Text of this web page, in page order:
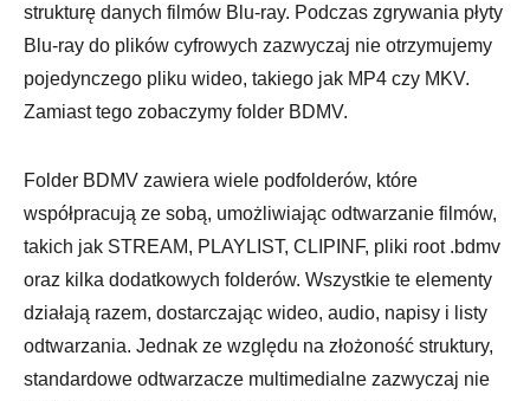
strukturę danych filmów Blu-ray. Podczas zgrywania płyty
Blu-ray do plików cyfrowych zazwyczaj nie otrzymujemy
pojedynczego pliku wideo, takiego jak MP4 czy MKV.
Zamiast tego zobaczymy folder BDMV.
Folder BDMV zawiera wiele podfolderów, które
współpracują ze sobą, umożliwiając odtwarzanie filmów,
takich jak STREAM, PLAYLIST, CLIPINF, pliki root .bdmv
oraz kilka dodatkowych folderów. Wszystkie te elementy
działają razem, dostarczając wideo, audio, napisy i listy
odtwarzania. Jednak ze względu na złożoność struktury,
standardowe odtwarzacze multimedialne zazwyczaj nie